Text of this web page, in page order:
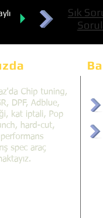
Sık
Chip tuning,
DPF, Adblue,
kat iptali, Pop
hard-cut,
spec araç